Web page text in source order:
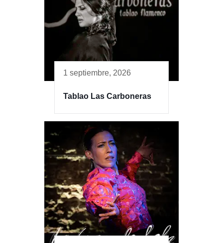
1 septiembre, 2026
Tablao Las Carboneras